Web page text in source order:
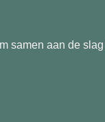
samen aan de